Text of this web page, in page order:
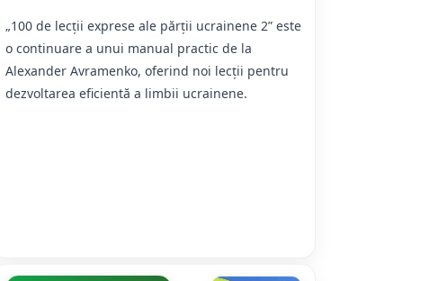
„100 de lecții exprese ale părții ucrainene 2” este
o continuare a unui manual practic de la
Alexander Avramenko, oferind noi lecții pentru
dezvoltarea eficientă a limbii ucrainene.